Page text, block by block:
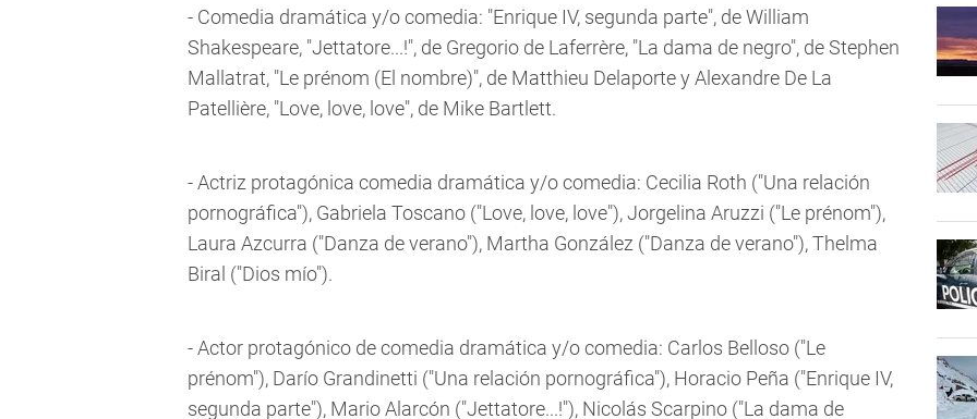
- Comedia dramática y/o comedia: "Enrique IV, segunda parte", de William
Shakespeare, "Jettatore...!", de Gregorio de Laferrère, "La dama de negro", de Stephen
Mallatrat, "Le prénom (El nombre)", de Matthieu Delaporte y Alexandre De La
Patellière, "Love, love, love", de Mike Bartlett.
- Actriz protagónica comedia dramática y/o comedia: Cecilia Roth ("Una relación
pornográfica"), Gabriela Toscano ("Love, love, love"), Jorgelina Aruzzi ("Le prénom"),
Laura Azcurra ("Danza de verano"), Martha González ("Danza de verano"), Thelma
Biral ("Dios mío").
- Actor protagónico de comedia dramática y/o comedia: Carlos Belloso ("Le
prénom"), Darío Grandinetti ("Una relación pornográfica"), Horacio Peña ("Enrique IV,
segunda parte"), Mario Alarcón ("Jettatore...!"), Nicolás Scarpino ("La dama de